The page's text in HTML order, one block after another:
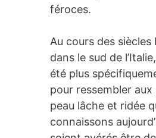
féroces.
Au cours des siècles
dans le sud de
été plus
pour ressembler
peau lâche et ridée
connaissons